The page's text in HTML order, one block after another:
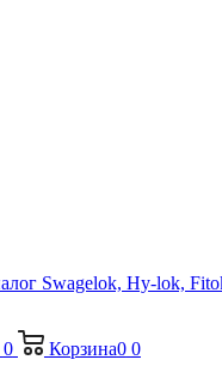
0 Корзина0 0